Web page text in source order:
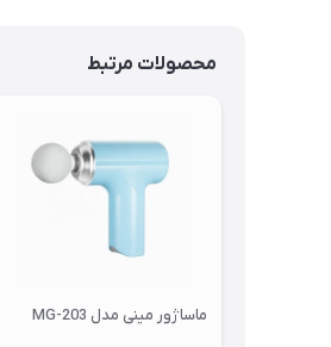
محصولات مرتبط
ماساژور مینی مدل MG-203